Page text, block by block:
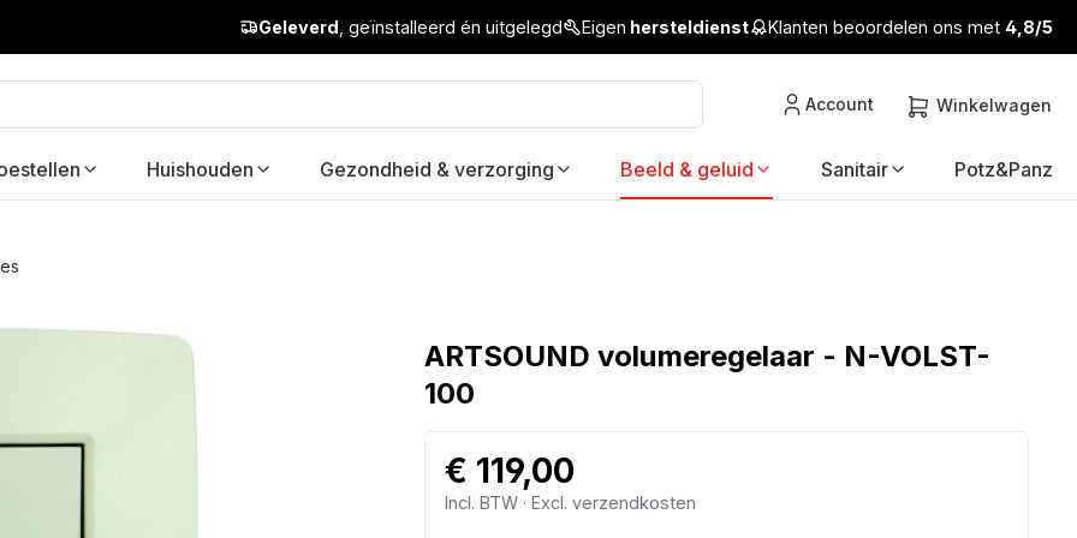
Geleverd , geïnstalleerd én uitgelegd Eigen hersteldienst Klanten beoordelen ons met 4,8/5
Account Winkelwagen
Huishouden Gezondheid & verzorging Beeld & geluid Sanitair Potz&Panz
ARTSOUND volumeregelaar - N-VOLST-
100
€ 119,00
Incl. BTW · Excl. verzendkosten